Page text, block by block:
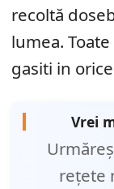
recoltă
lumea.
gasiti in
Vrei
rețete